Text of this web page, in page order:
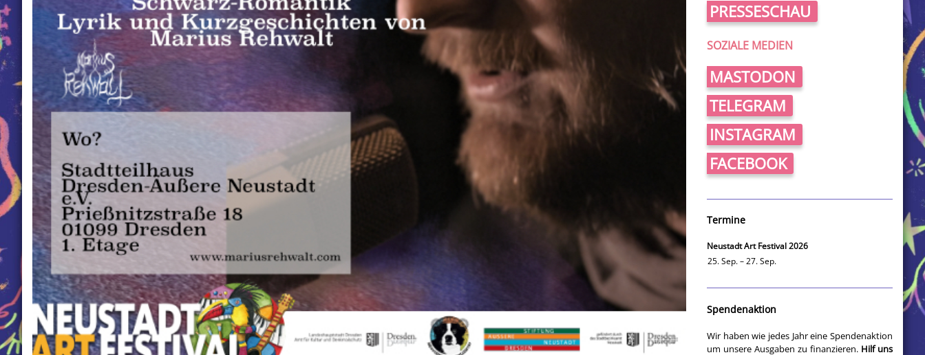
PRESSESCHAU
SOZIALE MEDIEN
MASTODON
TELEGRAM
INSTAGRAM
FACEBOOK
Termine
Neustadt Art Festival 2026
25. Sep. – 27. Sep.
Spendenaktion
Wir haben wie jedes Jahr eine Spendenaktion
um unsere Ausgaben zu finanzieren. Hilf uns